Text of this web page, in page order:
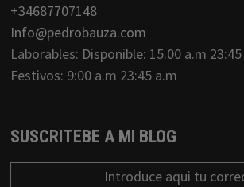
+34687707148
Info@pedrobauza.com
Laborables: Disponible: 15.00 a.m
Festivos: 9:00 a.m 23:45 a.m
SUSCRITEBE A MI BLOG
Introduce aqui tu